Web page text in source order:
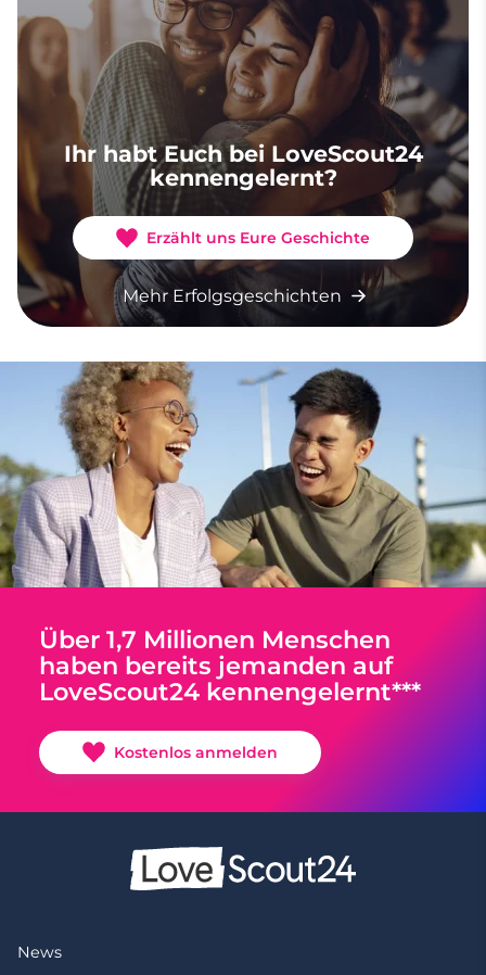
Ihr habt Euch bei LoveScout24
kennengelernt?
Erzählt uns Eure Geschichte
Mehr Erfolgsgeschichten
Über 1,7 Millionen Menschen
haben bereits jemanden auf
LoveScout24 kennengelernt***
Kostenlos anmelden
News